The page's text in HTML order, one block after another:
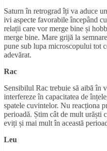
Saturn în retrograd îți va aduce
ivi aspecte favorabile începând
relații care vor merge bine și
merge bine. Mare grijă la
pune sub lupa microscopului tot
adevărat.
Rac
Sensibilul Rac trebuie să aibă în
interfereze în capacitatea de
spatele cuvintelor. Nu reacționa
perioadă. Știm cât de mult urăști
eviți și mai mult în această
Leu